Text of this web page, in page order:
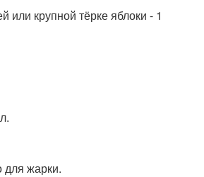
или крупной тёрке яблоки - 1
для жарки.